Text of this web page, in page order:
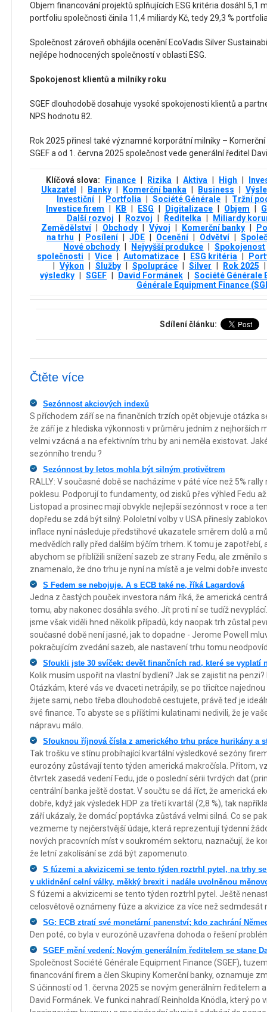
Objem financování projektů splňujících ESG kritéria dosáhl 5,1
portfoliu společnosti činila 11,4 miliardy Kč, tedy 29,3 %
Společnost zároveň obhájila ocenění EcoVadis Silver
nejlépe hodnocených společností v oblasti ESG.
Spokojenost klientů a milníky roku
SGEF dlouhodobě dosahuje vysoké spokojenosti klientů a
NPS hodnotu 82.
Rok 2025 přinesl také významné korporátní milníky –
SGEF a od 1. června 2025 společnost vede generální ředitel
Klíčová slova: Finance Rizika Aktiva High
Ukazatel
Banky Komerční banka Business
Investiční
Portfolia Société Générale
Tržní
Investice firem
KB ESG Digitalizace Objem
Další rozvoj
Rozvoj Ředitelka
Miliardy
Zemědělství
Obchody Vývoj Komerční banky
na trhu
Posílení JDE Ocenění Odvětví
Nové obchody
Nejvyšší produkce
Spokojenost
společnosti
Vice Automatizace ESG kritéria
Výkon Služby Spolupráce Silver Rok 2025
výsledky
SGEF David Formánek
Société Générale
Générale Equipment Finance
Sdílení článku:
Čtěte více
Sezónnost akciových indexů
S příchodem září se na finančních trzích opět objevuje otázka
že září je z hlediska výkonnosti v průměru jedním z nejhorších
velmi vzácná a na efektivním trhu by ani neměla existovat.
sezónního trendu ?
Sezónnost by letos mohla být silným protivětrem
RALLY: V současné době se nacházíme v páté více než 5%
poklesu. Podporují to fundamenty, od zisků přes výhled Fedu
Listopad a prosinec mají obvykle nejlepší sezónnost v roce a
dopředu se zdá být silný. Pololetní volby v USA přinesly
inflace nyní následuje předstihové ukazatele směrem dolů a
medvědích rally před dalším býčím trhem. K tomu je zapotřebí,
abychom se přiblížili snížení sazeb ze strany Fedu, ale změnilo
znamenalo, že dno trhu je nyní na místě a je velmi dobře
S Fedem se nebojuje. A s ECB také ne, říká Lagardová
Jedna z častých pouček investora nám říká, že americká
tomu, aby nakonec dosáhla svého. Jít proti ní se tudíž
jsme však viděli hned několik případů, kdy naopak trh zůstal
současné době není jasné, jak to dopadne - Jerome Powell
pokračujícím zvedání sazeb, ale nastavení trhu tomu
Sfoukli jste 30 svíček: devět finančních rad, které se vyplatí
Kolik musím uspořit na vlastní bydlení? Jak se zajistit na
Otázkám, které vás ve dvaceti netrápily, se po třicítce
žijete sami, nebo třeba dlouhodobě cestujete, právě teď je
své finance. To abyste se s příštími kulatinami nedivili, že je
nápravu málo.
Sfouknou říjnová čísla z amerického trhu práce hurikány a
Tak trošku ve stínu probíhající kvartální výsledkové sezóny
eurozóny zůstávají tento týden americká makročísla. Přitom,
čtvrtek zasedá vedení Fedu, jde o poslední sérii tvrdých dat
centrální banka ještě dostat. V součtu se dá říct, že americká
dobře, když jak výsledek HDP za třetí kvartál (2,8 %), tak
září ukázaly, že domácí poptávka zůstává velmi silná. Co se
vezmeme ty nejčerstvější údaje, která reprezentují týdenní
nových pracovních míst v soukromém sektoru, naznačují, že
že letní zakolísání se zdá být zapomenuto.
S fúzemi a akvizicemi se tento týden roztrhl pytel, na trhy
v uklidnění celní války, měkký brexit i nadále uvolněnou
S fúzemi a akvizicemi se tento týden roztrhl pytel. Ještě
celosvětově oznámeny fúze a akvizice za více než sedmdesát
SG: ECB ztratí své monetární panenství; kdo zachrání
Den poté, co byla v eurozóně uzavřena dohoda o řešení
SGEF mění vedení: Novým generálním ředitelem se stane
Společnost Société Générale Equipment Finance (SGEF),
financování firem a člen Skupiny Komerční banky, oznamuje
S účinností od 1. června 2025 se novým generálním ředitelem
David Formánek. Ve funkci nahradí Reinholda Knödla, který po